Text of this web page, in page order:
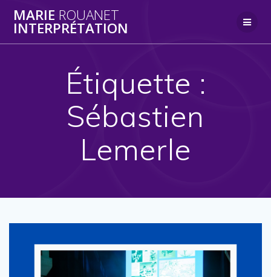
MARIE ROUANET
INTERPRÉTATION
Étiquette :
Sébastien
Lemerle